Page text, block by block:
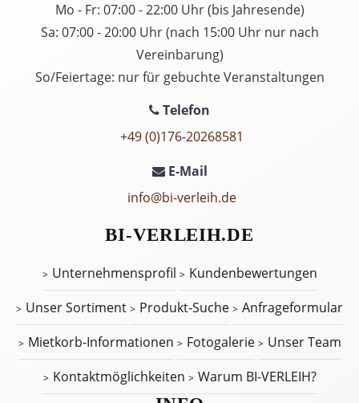
Mo - Fr: 07:00 - 22:00 Uhr (bis Jahresende)
Sa: 07:00 - 20:00 Uhr (nach 15:00 Uhr nur nach
Vereinbarung)
So/Feiertage: nur für gebuchte Veranstaltungen
Telefon
+49 (0)176-20268581
E-Mail
info@bi-verleih.de
BI-VERLEIH.DE
Unternehmensprofil
Kundenbewertungen
Unser Sortiment
Produkt-Suche
Anfrageformular
Mietkorb-Informationen
Fotogalerie
Unser Team
Kontaktmöglichkeiten
Warum BI-VERLEIH?